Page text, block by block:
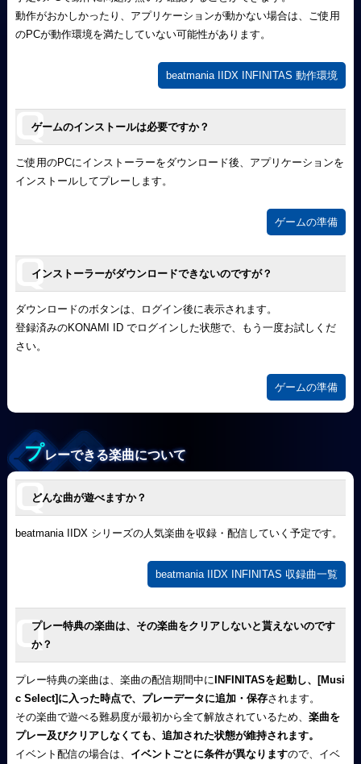
動作がおかしかったり、アプリケーションが動かない場合は、ご使用
のPCが動作環境を満たしていない可能性があります。
beatmania IIDX INFINITAS 動作環境
ゲームのインストールは必要ですか？
ご使用のPCにインストーラーをダウンロード後、アプリケーションを
インストールしてプレーします。
ゲームの準備
インストーラーがダウンロードできないのですが？
ダウンロードのボタンは、ログイン後に表示されます。
登録済みのKONAMI ID でログインした状態で、もう一度お試しくだ
さい。
ゲームの準備
プレーできる楽曲について
どんな曲が遊べますか？
beatmania IIDX シリーズの人気楽曲を収録・配信していく予定です。
beatmania IIDX INFINITAS 収録曲一覧
プレー特典の楽曲は、その楽曲をクリアしないと貰えないのです
か？
プレー特典の楽曲は、楽曲の配信期間中に INFINITASを起動し、[Musi
c Select]に入った時点で、プレーデータに追加・保存されます。
その楽曲で遊べる難易度が最初から全て解放されているため、 楽曲を
プレー及びクリアしなくても、追加された状態が維持されます。
イベント配信の場合は、 イベントごとに条件が異なりますので、イベ